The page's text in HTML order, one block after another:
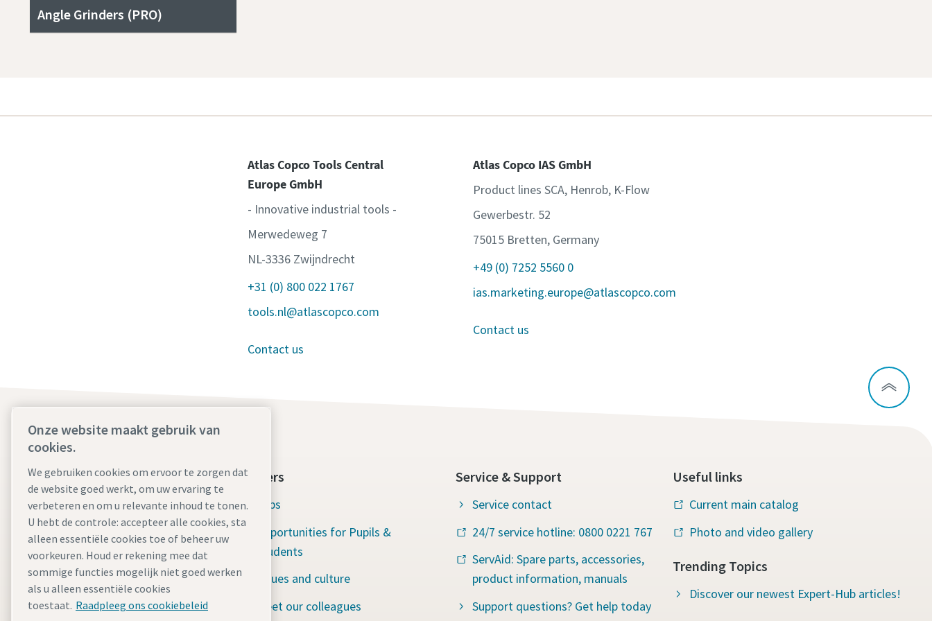
Angle Grinders (PRO)
Atlas Copco Tools Central
Europe GmbH
- Innovative industrial tools -
Merwedeweg 7
NL-3336 Zwijndrecht
+31 (0) 800 022 1767
tools.nl@atlascopco.com
Contact us
Atlas Copco IAS GmbH
Product lines SCA, Henrob, K-Flow
Gewerbestr. 52
75015 Bretten, Germany
+49 (0) 7252 5560 0
ias.marketing.europe@atlascopco.com
Contact us
Atlas Copco Group
Atlas Copco in brief
Social responsibility: Water for all
Serving our customers
The latest news
Careers
Jobs
Opportunities for Pupils &
Students
Values and culture
Meet our colleagues
Service & Support
Service contact
24/7 service hotline: 0800 0221 767
ServAid: Spare parts, accessories,
product information, manuals
Support questions? Get help today
Useful links
Current main catalog
Photo and video gallery
Trending Topics
Discover our newest Expert-Hub articles!
Onze website maakt gebruik van
cookies.
We gebruiken cookies om ervoor te zorgen dat
de website goed werkt, om uw ervaring te
verbeteren en om u relevante inhoud te tonen.
U hebt de controle: accepteer alle cookies, sta
alleen essentiële cookies toe of beheer uw
voorkeuren. Houd er rekening mee dat
sommige functies mogelijk niet goed werken
als u alleen essentiële cookies
toestaat. Raadpleeg ons cookiebeleid